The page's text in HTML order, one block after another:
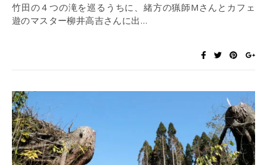
竹田の４つの滝を巡るうちに、緒方の猟師Mさんとカフェ
遊のマスター柳井高吉さんに出…